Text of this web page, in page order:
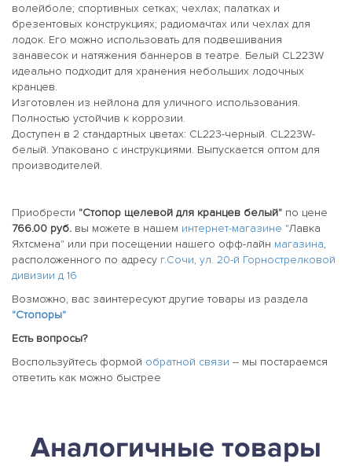
волейболе; спортивных сетках; чехлах; палатках и
брезентовых конструкциях; радиомачтах или чехлах для
лодок. Его можно использовать для подвешивания
занавесок и натяжения баннеров в театре. Белый CL223W
идеально подходит для хранения небольших лодочных
кранцев.
Изготовлен из нейлона для уличного использования.
Полностью устойчив к коррозии.
Доступен в 2 стандартных цветах: CL223-черный. CL223W-
белый. Упаковано с инструкциями. Выпускается оптом для
производителей.
Приобрести "Стопор щелевой для кранцев белый" по цене
766.00 руб. вы можете в нашем интернет-магазине "Лавка
Яхтсмена" или при посещении нашего офф-лайн магазина,
расположенного по адресу г.Сочи, ул. 20-й Горнострелковой
дивизии д 16
Возможно, вас заинтересуют другие товары из раздела
"Стопоры"
Есть вопросы?
Воспользуйтесь формой обратной связи -- мы постараемся
ответить как можно быстрее
Аналогичные товары